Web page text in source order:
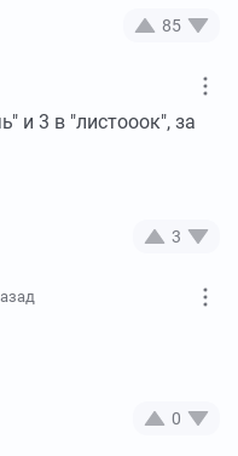
85
и 3 в "листооок", за
3
0